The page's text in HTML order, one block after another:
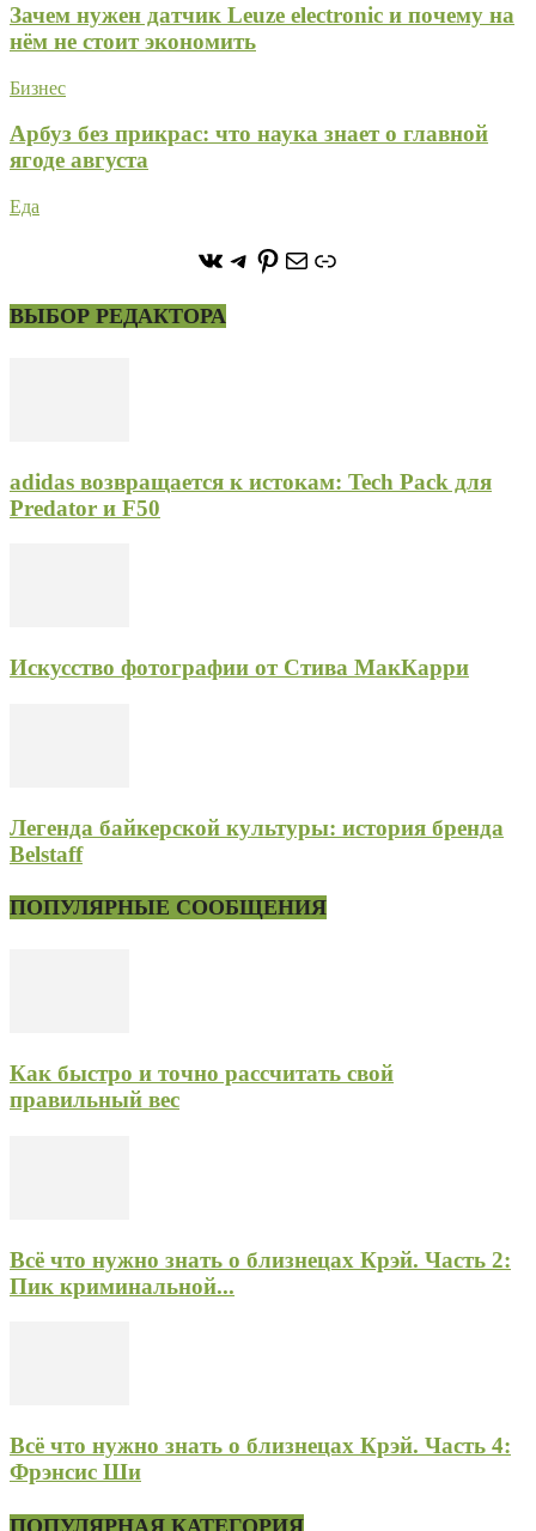
Зачем нужен датчик Leuze electronic и почему на
нём не стоит экономить
Бизнес
Арбуз без прикрас: что наука знает о главной
ягоде августа
Еда
https://vk.com/
https://t.me/stoneforest
https://
ПочтаСсылка
ВЫБОР РЕДАКТОРА
adidas возвращается к истокам: Tech Pack для
Predator и F50
Искусство фотографии от Стива МакКарри
Легенда байкерской культуры: история бренда
Belstaff
ПОПУЛЯРНЫЕ СООБЩЕНИЯ
Как быстро и точно рассчитать свой
правильный вес
Всё что нужно знать о близнецах Крэй. Часть 2:
Пик криминальной...
Всё что нужно знать о близнецах Крэй. Часть 4:
Фрэнсис Ши
ПОПУЛЯРНАЯ КАТЕГОРИЯ